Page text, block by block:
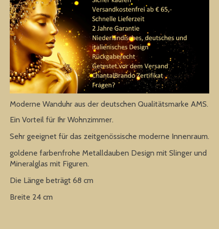
Moderne Wanduhr aus der deutschen Qualitätsmarke AMS.
Ein Vorteil für Ihr Wohnzimmer.
Sehr geeignet für das zeitgenössische moderne Innenraum.
goldene farbenfrohe Metalldauben Design mit Slinger und
Mineralglas mit Figuren.
Die Länge beträgt 68 cm
Breite 24 cm